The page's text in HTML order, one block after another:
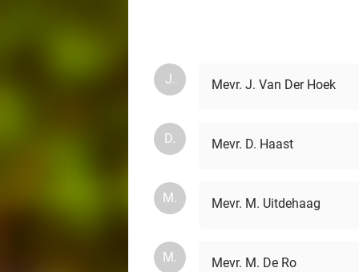
J. Mevr. J. Van Der Hoek
D. Mevr. D. Haast
M. Mevr. M. Uitdehaag
M. Mevr. M. De Ro